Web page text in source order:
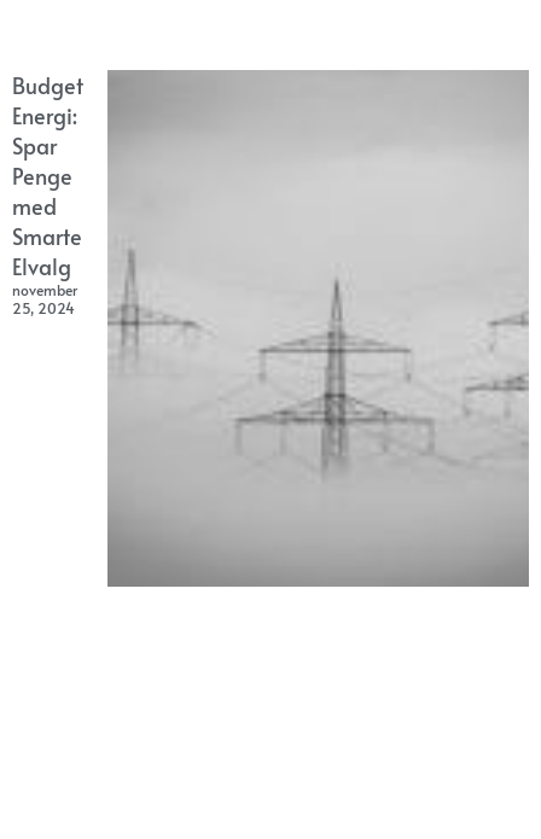
Budget
Energi:
Spar
Penge
med
Smarte
Elvalg
november
25, 2024